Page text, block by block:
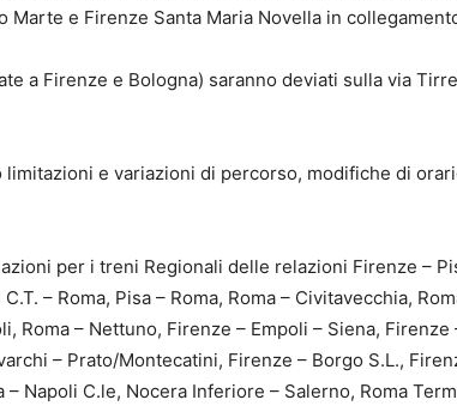
Marte e Firenze Santa Maria Novella in
a Firenze e Bologna) saranno deviati sulla via
e variazioni di percorso, modifiche di
per i treni Regionali delle relazioni Firenze –
– Roma, Pisa – Roma, Roma – Civitavecchia,
Roma – Nettuno, Firenze – Empoli – Siena,
– Prato/Montecatini, Firenze – Borgo S.L.,
Napoli C.le, Nocera Inferiore – Salerno, Roma